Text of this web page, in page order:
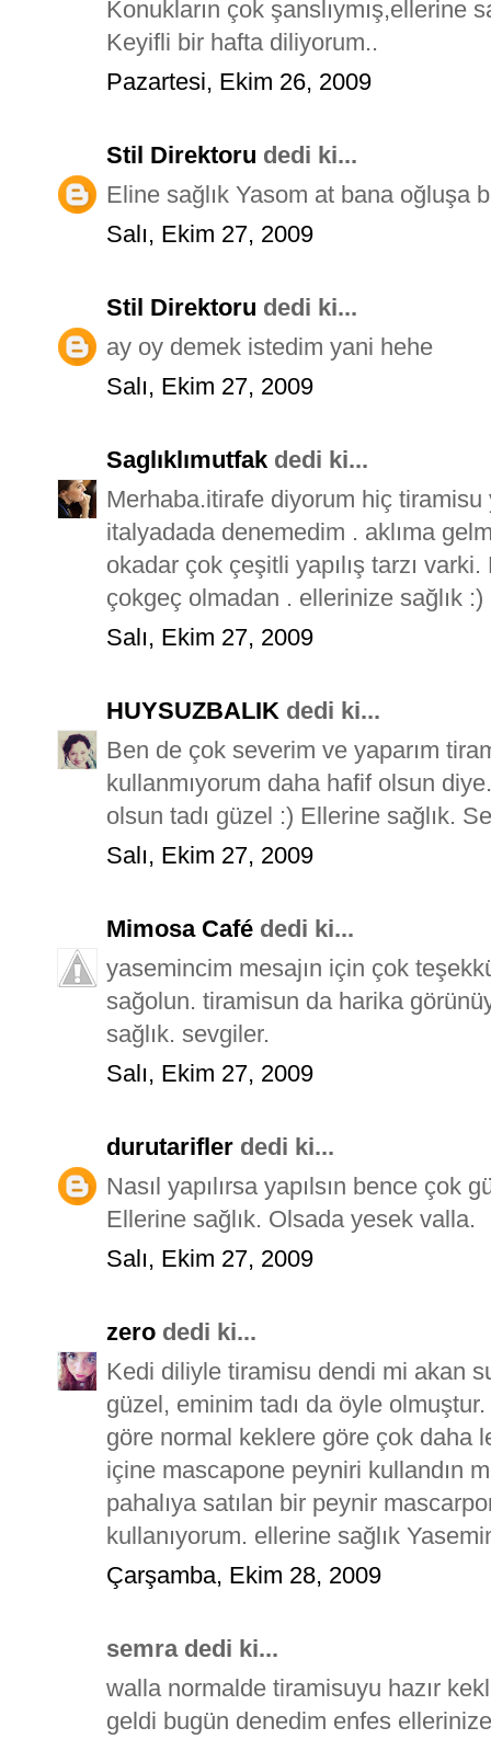
Konukların çok şanslıymış,ellerine
Keyifli bir hafta diliyorum..
Pazartesi, Ekim 26, 2009
Stil Direktoru dedi ki...
Eline sağlık Yasom at bana oğluşa
Salı, Ekim 27, 2009
Stil Direktoru dedi ki...
ay oy demek istedim yani hehe
Salı, Ekim 27, 2009
Saglıklımutfak dedi ki...
Merhaba.itirafe diyorum hiç
italyadada denemedim . aklıma
okadar çok çeşitli yapılış tarzı
çokgeç olmadan . ellerinize sağlık :)
Salı, Ekim 27, 2009
HUYSUZBALIK dedi ki...
Ben de çok severim ve yaparım
kullanmıyorum daha hafif olsun
olsun tadı güzel :) Ellerine sağlık.
Salı, Ekim 27, 2009
Mimosa Café dedi ki...
yasemincim mesajın için çok
sağolun. tiramisun da harika
sağlık. sevgiler.
Salı, Ekim 27, 2009
durutarifler dedi ki...
Nasıl yapılırsa yapılsın bence çok
Ellerine sağlık. Olsada yesek valla.
Salı, Ekim 27, 2009
zero dedi ki...
Kedi diliyle tiramisu dendi mi akan
güzel, eminim tadı da öyle
göre normal keklere göre çok daha
içine mascapone peyniri kullandın
pahalıya satılan bir peynir
kullanıyorum. ellerine sağlık
Çarşamba, Ekim 28, 2009
semra dedi ki...
walla normalde tiramisuyu hazır
geldi bugün denedim enfes